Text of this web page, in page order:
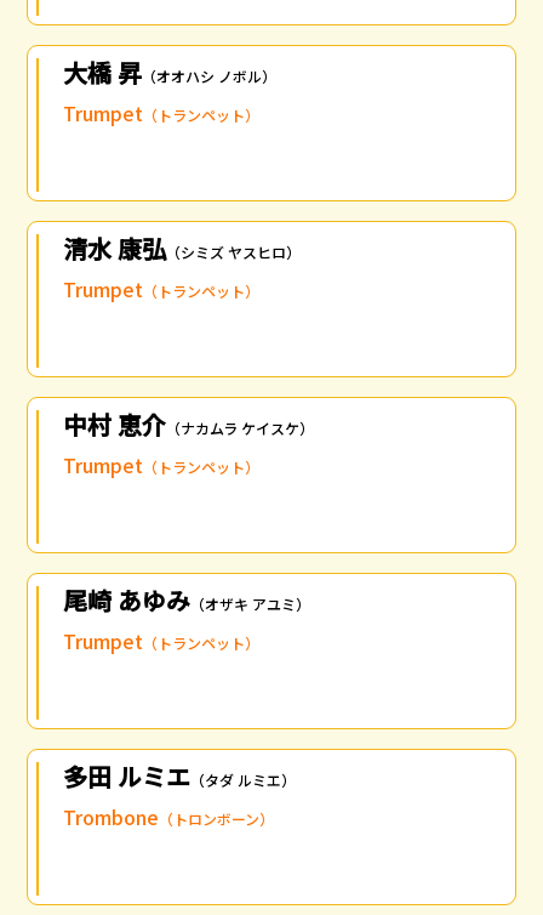
大橋 昇 （オオハシ ノボル）
Trumpet （トランペット）
清水 康弘（シミズ ヤスヒロ）
Trumpet （トランペット）
中村 恵介 （ナカムラ ケイスケ）
Trumpet （トランペット）
尾崎 あゆみ （オザキ アユミ）
Trumpet （トランペット）
多田 ルミエ （タダ ルミエ）
Trombone （トロンボーン）